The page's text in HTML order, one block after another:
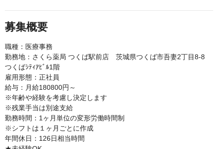
募集概要
職種：医療事務
勤務地：さくら薬局 つくば駅前店 茨城県つくば市吾妻2丁目8-8
つくばｼﾃｨｱﾋﾞﾙ1階
雇用形態：正社員
給与：月給180800円～
※年齢や経験を考慮し決定します
※残業手当は別途支給
勤務時間：1ヶ月単位の変形労働時間制
※シフトは１ヶ月ごとに作成
年間休日：126日相当時間